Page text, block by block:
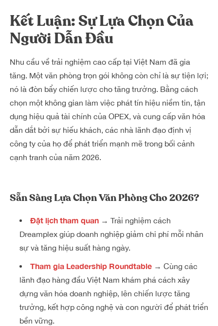
Kết Luận: Sự Lựa Chọn Của
Người Dẫn Đầu
Nhu cầu về trải nghiệm cao cấp tại Việt Nam đã gia
tăng. Một văn phòng trọn gói không còn chỉ là sự tiện lợi;
nó là đòn bẩy chiến lược cho tăng trưởng. Bằng cách
chọn một không gian làm việc phát tín hiệu niềm tin, tận
dụng hiệu quả tài chính của OPEX, và cung cấp văn hóa
dẫn dắt bởi sự hiếu khách, các nhà lãnh đạo định vị
công ty của họ để phát triển mạnh mẽ trong bối cảnh
cạnh tranh của năm 2026.
Sẵn Sàng Lựa Chọn Văn Phòng Cho 2026?
Đặt lịch tham quan → Trải nghiệm cách
Dreamplex giúp doanh nghiệp giảm chi phí mỗi nhân
sự và tăng hiệu suất hàng ngày.
Tham gia Leadership Roundtable → Cùng các
lãnh đạo hàng đầu Việt Nam khám phá cách xây
dựng văn hóa doanh nghiệp, lên chiến lược tăng
trưởng, kết hợp công nghệ và con người để phát triển
bền vững.